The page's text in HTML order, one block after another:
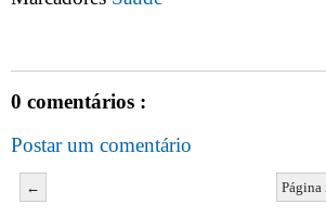
0 comentários :
Postar um comentário
←